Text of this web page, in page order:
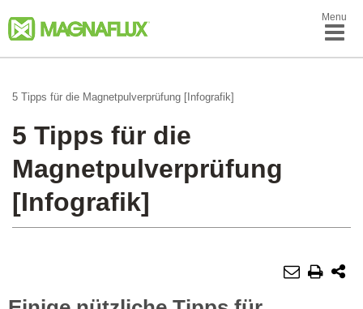
Menu
5 Tipps für die Magnetpulverprüfung [Infografik]
5 Tipps für die
Magnetpulverprüfung
[Infografik]